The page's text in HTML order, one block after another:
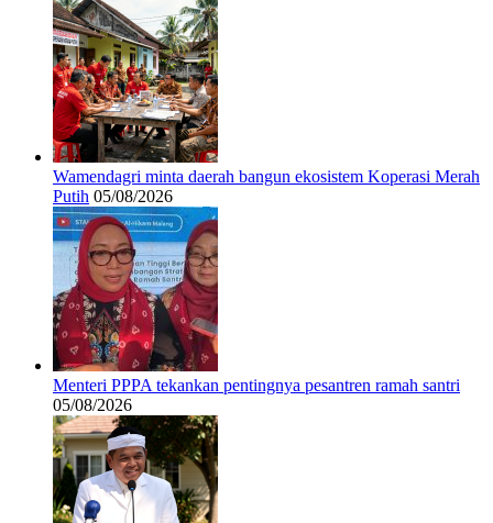
Wamendagri minta daerah bangun ekosistem Koperasi Merah
Putih 05/08/2026
Menteri PPPA tekankan pentingnya pesantren ramah santri
05/08/2026